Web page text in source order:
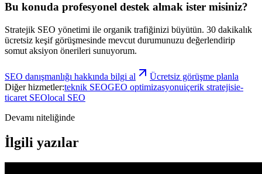
Bu konuda profesyonel destek almak ister misiniz?
Stratejik SEO yönetimi ile organik trafiğinizi büyütün. 30 dakikalık
ücretsiz keşif görüşmesinde mevcut durumunuzu değerlendirip
somut aksiyon önerileri sunuyorum.
SEO danışmanlığı hakkında bilgi al
Ücretsiz görüşme planla
Diğer hizmetler:teknik SEOGEO optimizasyonuiçerik stratejisie-
ticaret SEOlocal SEO
Devamı niteliğinde
İlgili yazılar